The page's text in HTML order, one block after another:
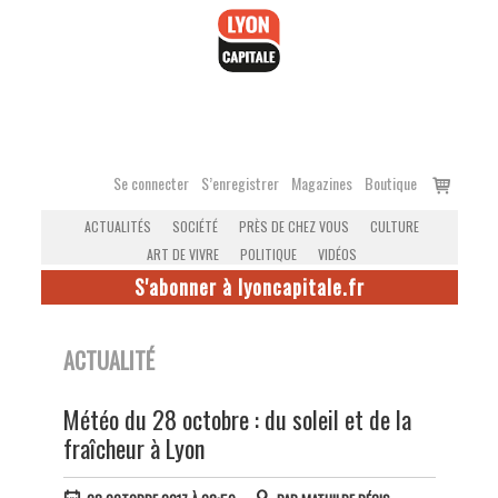
Se connecter S’enregistrer Magazines Boutique
Voir
ACTUALITÉS SOCIÉTÉ PRÈS DE CHEZ VOUS
CULTURE
ART DE VIVRE
POLITIQUE VIDÉOS
S'abonner à lyoncapitale.fr
ACTUALITÉ
Météo du 28 octobre : du soleil et de la
fraîcheur à Lyon